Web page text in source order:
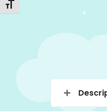
Alternar tamaño de letra